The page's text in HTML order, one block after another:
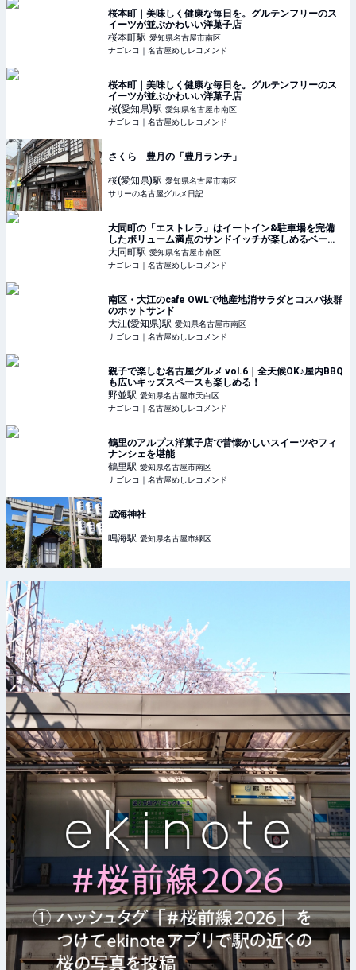
桜本町｜美味しく健康な毎日を。グルテンフリーのス
イーツが並ぶかわいい洋菓子店
桜本町駅 愛知県名古屋市南区
ナゴレコ｜名古屋めしレコメンド
桜本町｜美味しく健康な毎日を。グルテンフリーのス
イーツが並ぶかわいい洋菓子店
桜(愛知県)駅 愛知県名古屋市南区
ナゴレコ｜名古屋めしレコメンド
さくら 豊月の「豊月ランチ」
桜(愛知県)駅 愛知県名古屋市南区
サリーの名古屋グルメ日記
大同町の「エストレラ」はイートイン&駐車場を完備
したボリューム満点のサンドイッチが楽しめるベーカ
リー
大同町駅 愛知県名古屋市南区
ナゴレコ｜名古屋めしレコメンド
南区・大江のcafe OWLで地産地消サラダとコスパ抜群
のホットサンド
大江(愛知県)駅 愛知県名古屋市南区
ナゴレコ｜名古屋めしレコメンド
親子で楽しむ名古屋グルメ vol.6｜全天候OK♪屋内BBQ
も広いキッズスペースも楽しめる！
野並駅 愛知県名古屋市天白区
ナゴレコ｜名古屋めしレコメンド
鶴里のアルプス洋菓子店で昔懐かしいスイーツやフィ
ナンシェを堪能
鶴里駅 愛知県名古屋市南区
ナゴレコ｜名古屋めしレコメンド
成海神社
鳴海駅 愛知県名古屋市緑区